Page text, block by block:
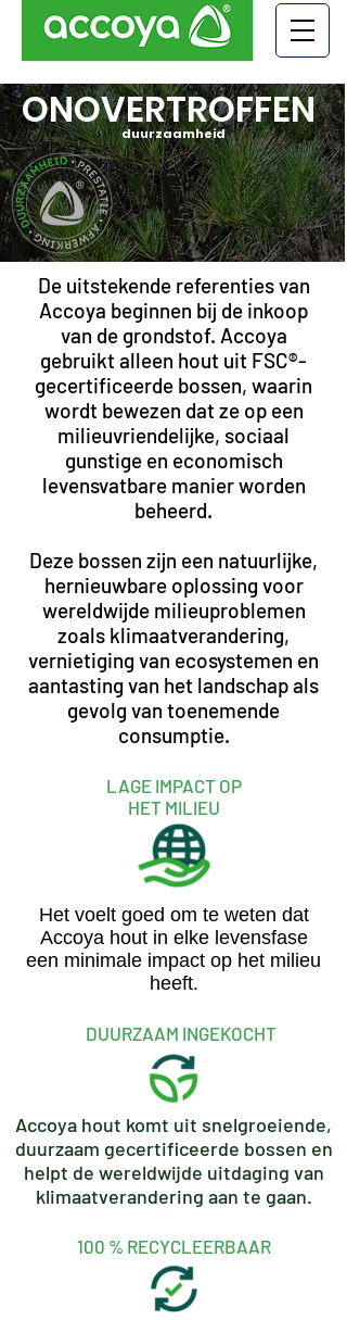
duurzaamheid
ONOVERTROFFEN
De uitstekende referenties van
Accoya beginnen bij de inkoop
van de grondstof. Accoya
gebruikt alleen hout uit FSC®-
gecertificeerde bossen, waarin
wordt bewezen dat ze op een
milieuvriendelijke, sociaal
gunstige en economisch
levensvatbare manier worden
beheerd.
Deze bossen zijn een natuurlijke,
hernieuwbare oplossing voor
wereldwijde milieuproblemen
zoals klimaatverandering,
vernietiging van ecosystemen en
aantasting van het landschap als
gevolg van toenemende
consumptie.
LAGE IMPACT OP
HET MILIEU
Het voelt goed om te weten dat
Accoya hout in elke levensfase
een minimale impact op het milieu
heeft.
DUURZAAM INGEKOCHT
Accoya hout komt uit snelgroeiende,
duurzaam gecertificeerde bossen en
helpt de wereldwijde uitdaging van
klimaatverandering aan te gaan.
100 % RECYCLEERBAAR